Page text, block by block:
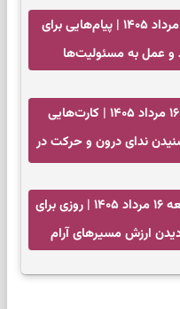
فال انبیا امروز شنبه ۱۷ مرداد ۱۴۰۵ | پیام‌هایی برای
و عمل به مسئولیت‌ها
فال تاروت امروز جمعه ۱۶ مرداد ۱۴۰۵ | کارت‌هایی
ندای درون و حرکت در
فال سرنوشت امروز جمعه ۱۶ مرداد ۱۴۰۵ | روزی برای
ارزش مسیرهای آرام